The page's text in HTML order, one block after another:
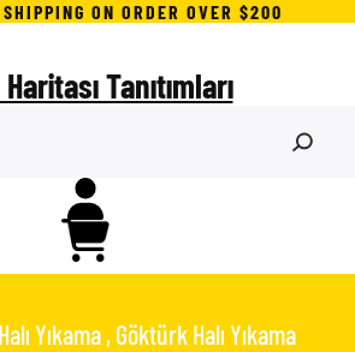
ON ORDER OVER $200
Tanıtımları
Yıkama , Göktürk Halı Yıkama